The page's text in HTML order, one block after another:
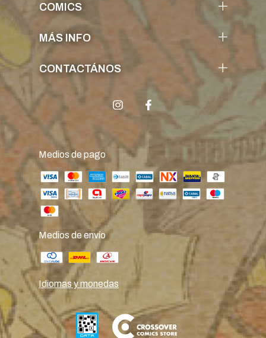
COMICS
MÁS INFO
CONTACTÁNOS
Medios de pago
Medios de envío
Idiomas y monedas